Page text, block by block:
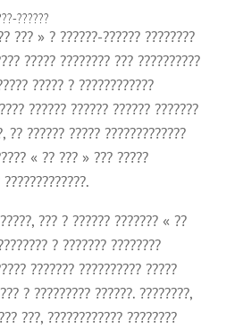
??????
??? » ? ??????-?????? ????????
????? ???????? ??? ??????????
????? ? ????????????
?????? ?????? ?????? ???????
?? ?????? ????? ?????????????
« ?? ??? » ??? ?????
??? ? ?????? ??????? « ??
? ??????? ????????
??????? ?????????? ?????
? ????????? ??????. ????????,
???, ???????????? ????????